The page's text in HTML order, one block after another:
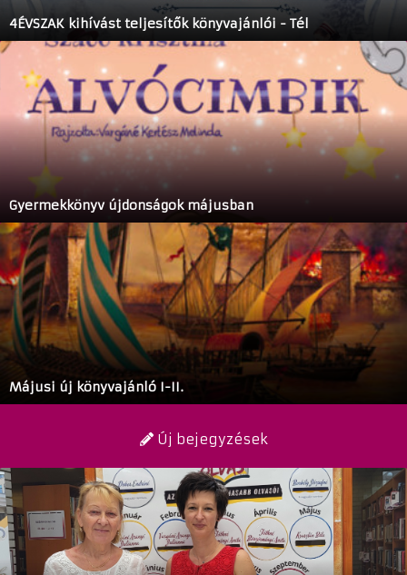
4ÉVSZAK kihívást teljesítők könyvajánlói - Tél
Gyermekkönyv újdonságok májusban
Májusi új könyvajánló I-II.
Új bejegyzések